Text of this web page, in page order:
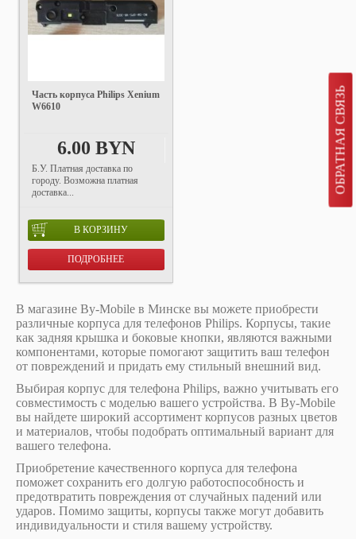
ОБРАТНАЯ СВЯЗЬ
Часть корпуса Philips Xenium
W6610
6.00 BYN
Б.У. Платная доставка по
городу. Возможна платная
доставка...
В КОРЗИНУ
ПОДРОБНЕЕ
В магазине By-Mobile в Минске вы можете приобрести
различные корпуса для телефонов Philips. Корпусы, такие
как задняя крышка и боковые кнопки, являются важными
компонентами, которые помогают защитить ваш телефон
от повреждений и придать ему стильный внешний вид.
Выбирая корпус для телефона Philips, важно учитывать его
совместимость с моделью вашего устройства. В By-Mobile
вы найдете широкий ассортимент корпусов разных цветов
и материалов, чтобы подобрать оптимальный вариант для
вашего телефона.
Приобретение качественного корпуса для телефона
поможет сохранить его долгую работоспособность и
предотвратить повреждения от случайных падений или
ударов. Помимо защиты, корпусы также могут добавить
индивидуальности и стиля вашему устройству.